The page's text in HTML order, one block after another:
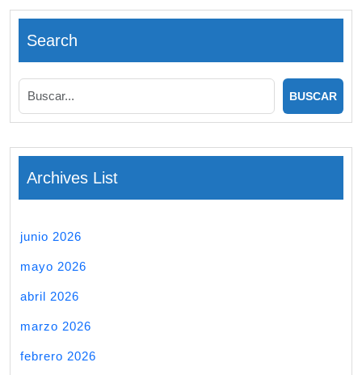
Search
Archives List
junio 2026
mayo 2026
abril 2026
marzo 2026
febrero 2026